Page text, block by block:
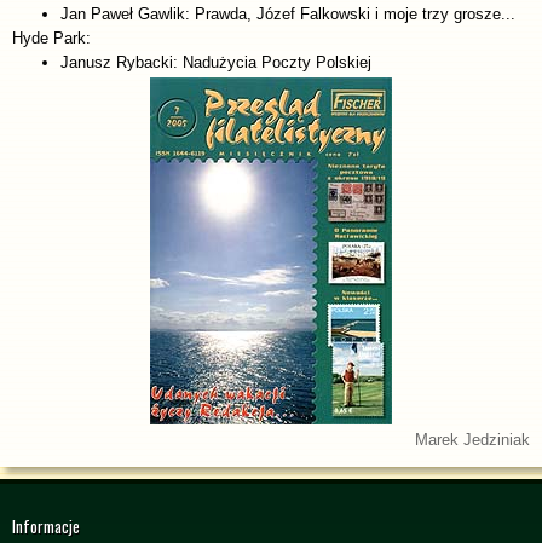
Jan Paweł Gawlik: Prawda, Józef Falkowski i moje trzy grosze...
Hyde Park:
Janusz Rybacki: Nadużycia Poczty Polskiej
Marek Jedziniak
Informacje